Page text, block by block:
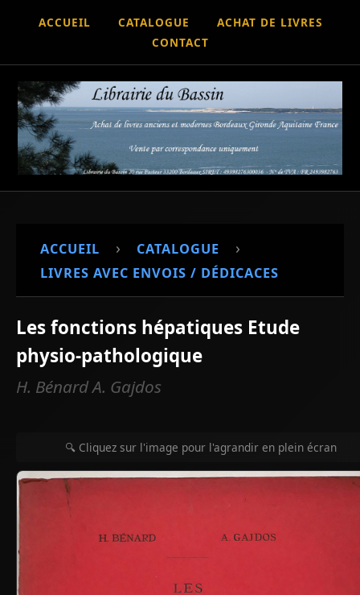
ACCUEIL CATALOGUE
ACHAT DE LIVRES
CONTACT
ACCUEIL › CATALOGUE ›
LIVRES AVEC ENVOIS / DÉDICACES
Les fonctions hépatiques Etude
physio-pathologique
H. Bénard A. Gajdos
🔍 Cliquez sur l'image pour l'agrandir en plein écran